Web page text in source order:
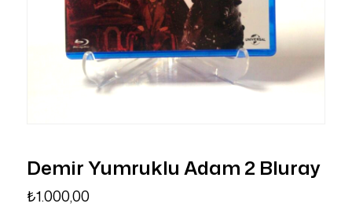
Demir Yumruklu Adam 2 Bluray
₺1.000,00